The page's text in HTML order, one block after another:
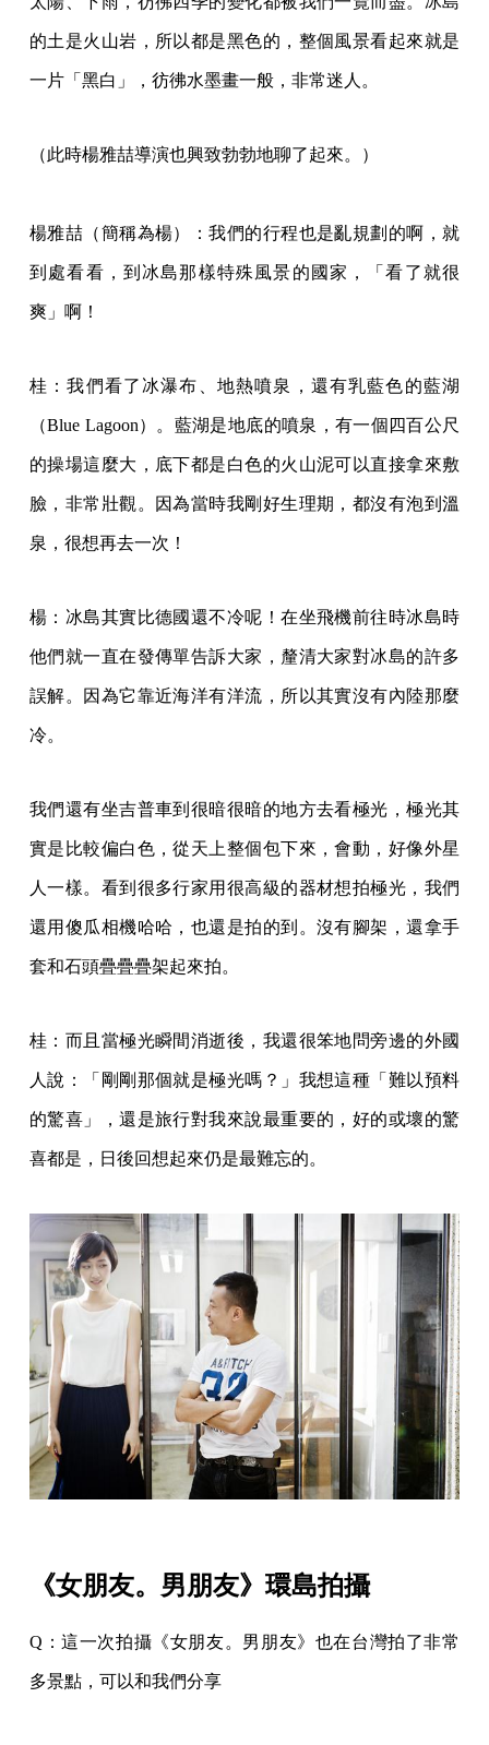
的土是火山岩，所以都是黑色的，整個風景看起來就是
一片「黑白」，彷彿水墨畫一般，非常迷人。
（此時楊雅喆導演也興致勃勃地聊了起來。）
楊雅喆（簡稱為楊）：我們的行程也是亂規劃的啊，就
到處看看，到冰島那樣特殊風景的國家，「看了就很
爽」啊！
桂：我們看了冰瀑布、地熱噴泉，還有乳藍色的藍湖
（Blue Lagoon）。藍湖是地底的噴泉，有一個四百公尺
的操場這麼大，底下都是白色的火山泥可以直接拿來敷
臉，非常壯觀。因為當時我剛好生理期，都沒有泡到溫
泉，很想再去一次！
楊：冰島其實比德國還不冷呢！在坐飛機前往時冰島時
他們就一直在發傳單告訴大家，釐清大家對冰島的許多
誤解。因為它靠近海洋有洋流，所以其實沒有內陸那麼
冷。
我們還有坐吉普車到很暗很暗的地方去看極光，極光其
實是比較偏白色，從天上整個包下來，會動，好像外星
人一樣。看到很多行家用很高級的器材想拍極光，我們
還用傻瓜相機哈哈，也還是拍的到。沒有腳架，還拿手
套和石頭疊疊疊架起來拍。
桂：而且當極光瞬間消逝後，我還很笨地問旁邊的外國
人說：「剛剛那個就是極光嗎？」我想這種「難以預料
的驚喜」，還是旅行對我來說最重要的，好的或壞的驚
喜都是，日後回想起來仍是最難忘的。
《女朋友。男朋友》環島拍攝
Q：這一次拍攝《女朋友。男朋友》也在台灣拍了非常
多景點，可以和我們分享